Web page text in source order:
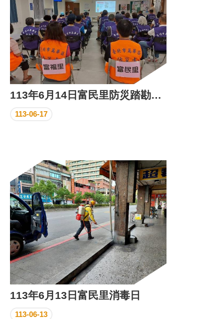
113年6月14日富民里防災踏勘及教育訓練
113-06-17
113年6月13日富民里消毒日
113-06-13